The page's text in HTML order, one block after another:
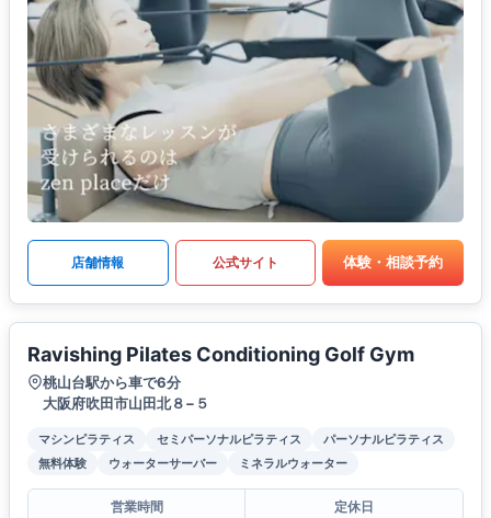
店舗情報 公式サイト 体験・相談予約
Ravishing Pilates Conditioning Golf Gym
桃山台駅から車で6分
大阪府吹田市山田北８−５
マシンピラティス セミパーソナルピラティス
パーソナルピラティス
無料体験
ウォーターサーバー ミネラルウォーター
営業時間
定休日